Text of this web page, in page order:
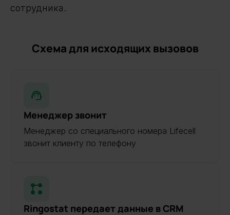
сотрудника.
Схема для исходящих вызовов
Менеджер звонит
Менеджер со специального номера Lifecell
звонит клиенту по телефону
Ringostat передает данные в CRM